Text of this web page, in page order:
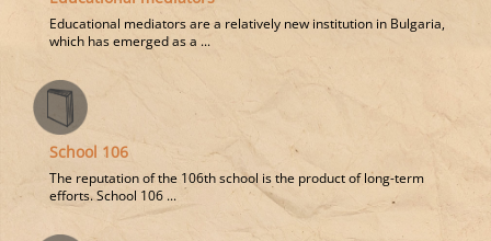
Educational mediators are a relatively new institution in Bulgaria,
which has emerged as a ...
School 106
The reputation of the 106th school is the product of long-term
efforts. School 106 ...